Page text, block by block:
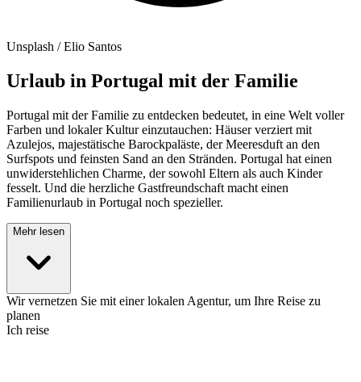
Unsplash / Elio Santos
Urlaub in Portugal mit der Familie
Portugal mit der Familie zu entdecken bedeutet, in eine Welt voller
Farben und lokaler Kultur einzutauchen: Häuser verziert mit
Azulejos, majestätische Barockpaläste, der Meeresduft an den
Surfspots und feinsten Sand an den Stränden. Portugal hat einen
unwiderstehlichen Charme, der sowohl Eltern als auch Kinder
fesselt. Und die herzliche Gastfreundschaft macht einen
Familienurlaub in Portugal noch spezieller.
Mehr lesen
Wir vernetzen Sie mit einer lokalen Agentur, um Ihre Reise zu
planen
Ich reise